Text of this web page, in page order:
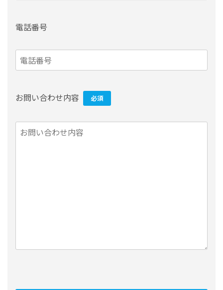
電話番号
お問い合わせ内容 必須